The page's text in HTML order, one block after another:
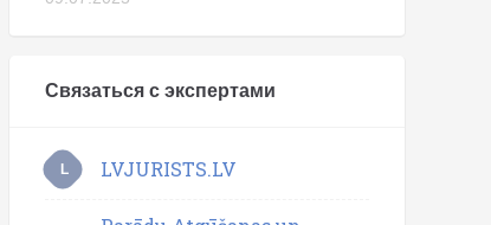
Связаться с экспертами
L LVJURISTS.LV